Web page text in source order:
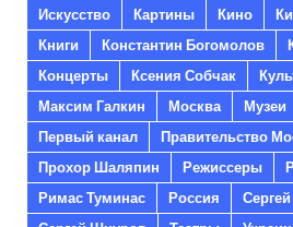
Искусство
Картины Кино
Книги
Константин Богомолов
Концерты
Ксения Собчак
Максим Галкин
Москва Музеи
Первый канал
Правительство
Прохор Шаляпин
Режиссеры
Римас Туминас
Россия